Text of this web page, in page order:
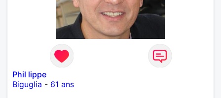
Phil lippe
Biguglia - 61 ans